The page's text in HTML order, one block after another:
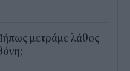
μετράμε λάθος